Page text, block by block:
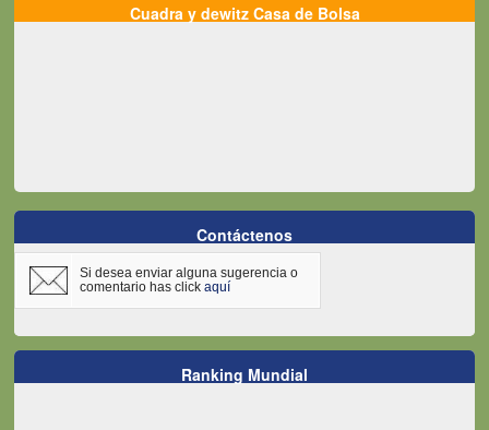
Cuadra y dewitz Casa de Bolsa
Contáctenos
Si desea enviar alguna sugerencia o
comentario has clickaquí
Ranking Mundial